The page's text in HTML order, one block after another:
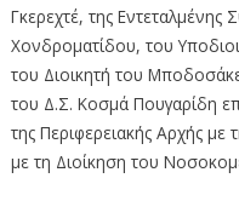
Γκερεχτέ, της
Χονδροματίδου, του
του Διοικητή του
του Δ.Σ. Κοσμά Πουγαρίδη
της Περιφερειακής Αρχής με
με τη Διοίκηση του